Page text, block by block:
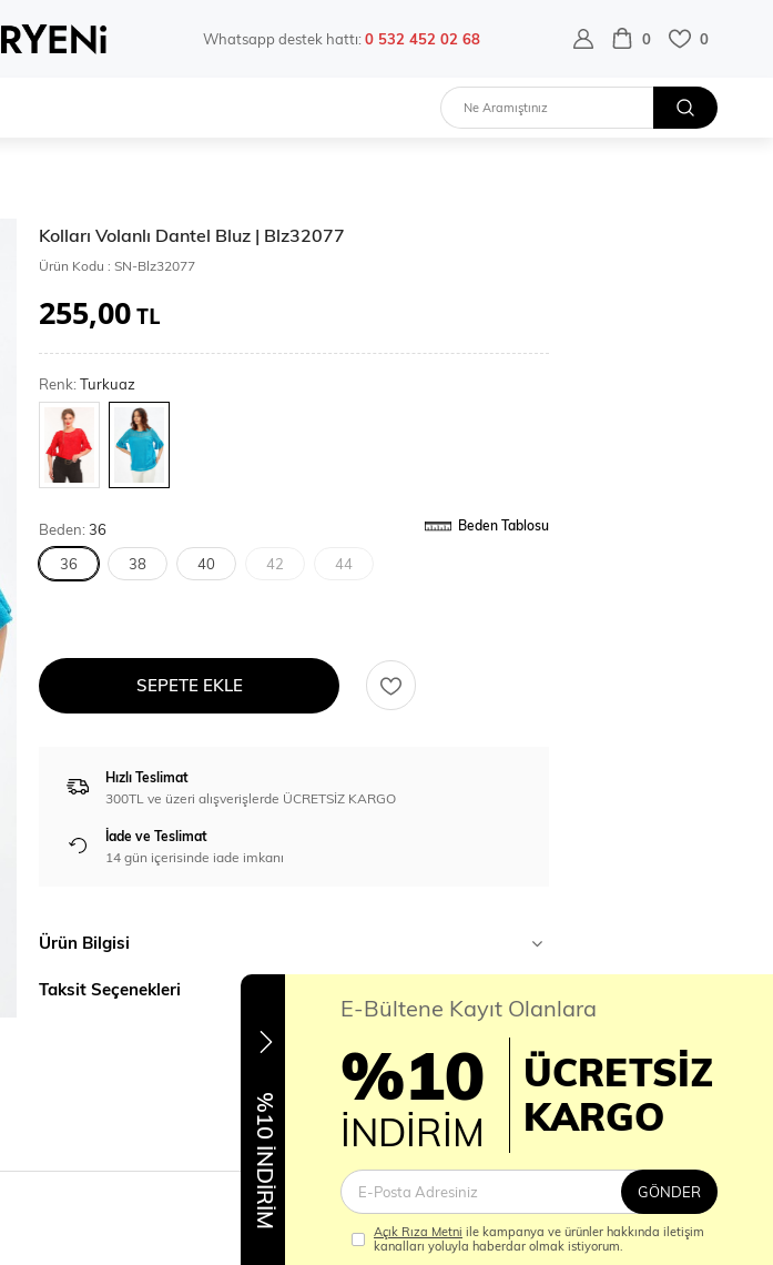
Whatsapp destek hattı:0 532 452 02 68 0 0
Kolları Volanlı Dantel Bluz | Blz32077
Ürün Kodu : SN-Blz32077
255,00TL
Renk:Turkuaz
Beden:36 Beden Tablosu
36 38 40 42 44
SEPETE EKLE
Hızlı Teslimat
300TL ve üzeri alışverişlerde ÜCRETSİZ KARGO
İade ve Teslimat
14 gün içerisinde iade imkanı
Ürün Bilgisi
Taksit Seçenekleri
%10 İNDİRİM
E-Bültene Kayıt Olanlara
%10
İNDİRİM
ÜCRETSİZ
KARGO
GÖNDER
Açık Rıza Metni ile kampanya ve ürünler hakkında iletişim
kanalları yoluyla haberdar olmak istiyorum.